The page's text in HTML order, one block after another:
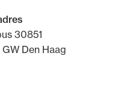
30851
Den Haag